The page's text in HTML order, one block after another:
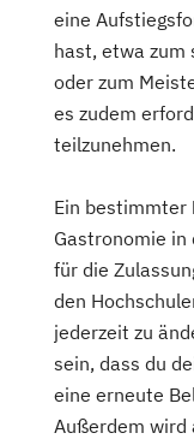
eine
hast, etwa zum
oder zum
es zudem
teilzunehmen.
Ein bestimmter
Gastronomie in
für die
den
jederzeit zu
sein, dass du
eine erneute
Außerdem wird